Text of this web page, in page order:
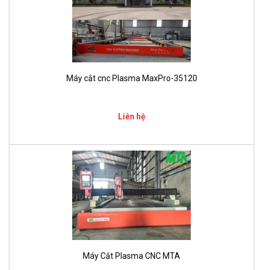
Máy cắt cnc Plasma MaxPro-35120
Liên hệ
Máy Cắt Plasma CNC MTA